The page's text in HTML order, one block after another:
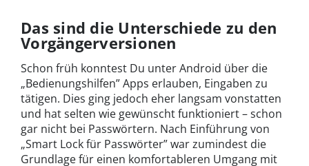
Das sind die Unterschiede zu den
Vorgängerversionen
Schon früh konntest Du unter Android über die
„Bedienungshilfen” Apps erlauben, Eingaben zu
tätigen. Dies ging jedoch eher langsam vonstatten
und hat selten wie gewünscht funktioniert – schon
gar nicht bei Passwörtern. Nach Einführung von
„Smart Lock für Passwörter” war zumindest die
Grundlage für einen komfortableren Umgang mit